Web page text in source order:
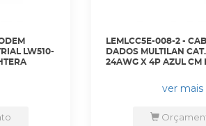
LW510-
LEMLCC5E-008-2 -
DADOS MULTILAN
24AWG X 4P AZUL CM ROHS CX
ver mais